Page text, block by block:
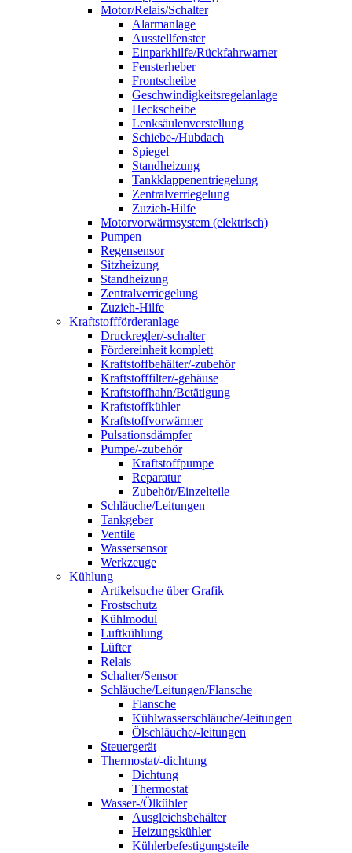
Motor/Relais/Schalter
Alarmanlage
Ausstellfenster
Einparkhilfe/Rückfahrwarner
Fensterheber
Frontscheibe
Geschwindigkeitsregelanlage
Heckscheibe
Lenksäulenverstellung
Schiebe-/Hubdach
Spiegel
Standheizung
Tankklappenentriegelung
Zentralverriegelung
Zuzieh-Hilfe
Motorvorwärmsystem (elektrisch)
Pumpen
Regensensor
Sitzheizung
Standheizung
Zentralverriegelung
Zuzieh-Hilfe
Kraftstoffförderanlage
Druckregler/-schalter
Fördereinheit komplett
Kraftstoffbehälter/-zubehör
Kraftstofffilter/-gehäuse
Kraftstoffhahn/Betätigung
Kraftstoffkühler
Kraftstoffvorwärmer
Pulsationsdämpfer
Pumpe/-zubehör
Kraftstoffpumpe
Reparatur
Zubehör/Einzelteile
Schläuche/Leitungen
Tankgeber
Ventile
Wassersensor
Werkzeuge
Kühlung
Artikelsuche über Grafik
Frostschutz
Kühlmodul
Luftkühlung
Lüfter
Relais
Schalter/Sensor
Schläuche/Leitungen/Flansche
Flansche
Kühlwasserschläuche/-leitungen
Ölschläuche/-leitungen
Steuergerät
Thermostat/-dichtung
Dichtung
Thermostat
Wasser-/Ölkühler
Ausgleichsbehälter
Heizungskühler
Kühlerbefestigungsteile